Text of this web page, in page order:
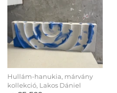
Hullám-hanukia, márvány
kollekció, Lakos Dániel